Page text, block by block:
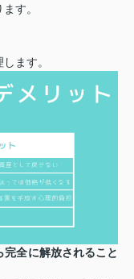
す。
ます。
完全に解放されること